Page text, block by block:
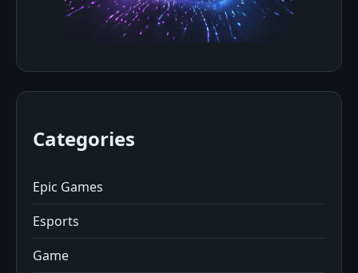
Categories
Epic Games
Esports
Game